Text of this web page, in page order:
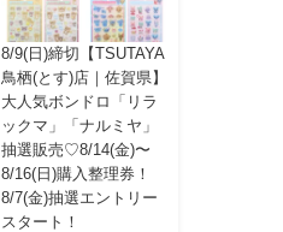
8/9(日)締切【TSUTAYA
鳥栖(とす)店｜佐賀県】
大人気ボンドロ「リラ
ックマ」「ナルミヤ」
抽選販売♡8/14(金)〜
8/16(日)購入整理券！
8/7(金)抽選エントリー
スタート！